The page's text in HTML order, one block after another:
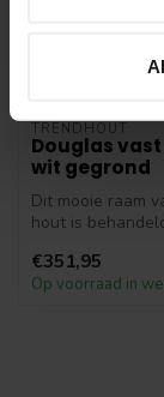
TRENDHOUT
Douglas
wit gegrond
Dit mooie raam
hout is
€351,95
Op voorraad in